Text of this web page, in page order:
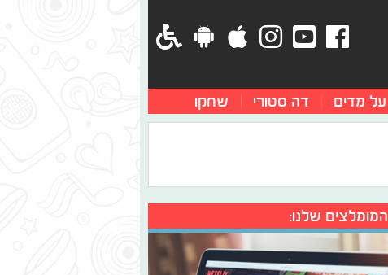
על מדים דה סטורי שחקו
המומלצים שלנו: